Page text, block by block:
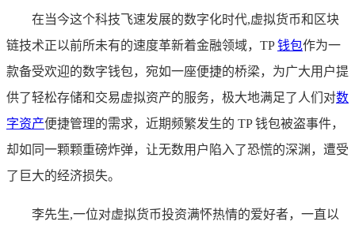
在当今这个科技飞速发展的数字化时代,虚拟货币和区块
链技术正以前所未有的速度革新着金融领域，TP钱包作为一
款备受欢迎的数字钱包，宛如一座便捷的桥梁，为广大用户提
供了轻松存储和交易虚拟资产的服务，极大地满足了人们对数
字资产便捷管理的需求，近期频繁发生的 TP 钱包被盗事件，
却如同一颗颗重磅炸弹，让无数用户陷入了恐慌的深渊，遭受
了巨大的经济损失。
李先生,一位对虚拟货币投资满怀热情的爱好者，一直以